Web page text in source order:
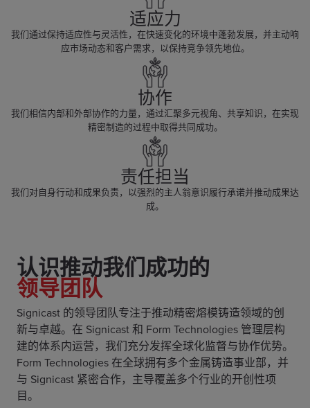
适应力
我们通过保持适应性与灵活性，在快速变化的环境中蓬勃发展，并主动响
应市场动态和客户需求，以保持竞争领先地位。
协作
我们相信内部和外部协作的力量，通过汇聚多元视角、共享知识，在实现
精密制造的过程中取得共同成功。
责任担当
我们对自身行动和成果负责，以强烈的主人翁意识履行承诺并推动成果达
成。
认识推动我们成功的
领导团队
Signicast 的领导团队专注于推动精密熔模铸造领域的创
新与卓越。在 Signicast 和 Form Technologies 管理层构
建的体系内运营，我们充分发挥全球化监督与协作优势。
Form Technologies 在全球拥有多个金属铸造事业部，并
与 Signicast 紧密合作，主导覆盖多个行业的开创性项
目。